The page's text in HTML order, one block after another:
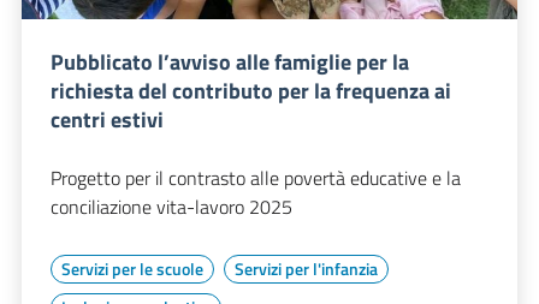
Pubblicato l’avviso alle famiglie per la
richiesta del contributo per la frequenza ai
centri estivi
Progetto per il contrasto alle povertà educative e la
conciliazione vita-lavoro 2025
Servizi per le scuole
Servizi per l'infanzia